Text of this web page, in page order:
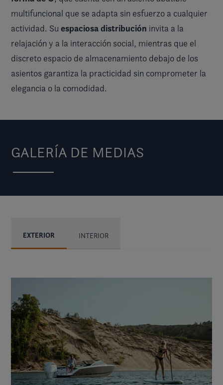
multifuncional que se adapta sin esfuerzo a cualquier
actividad. Su espaciosa distribución invita a la
relajación y a la interacción social, mientras que el
discreto espacio de almacenamiento debajo de los
asientos garantiza la practicidad sin comprometer la
elegancia o la comodidad.
GALERÍA DE MEDIAS
EXTERIOR INTERIOR